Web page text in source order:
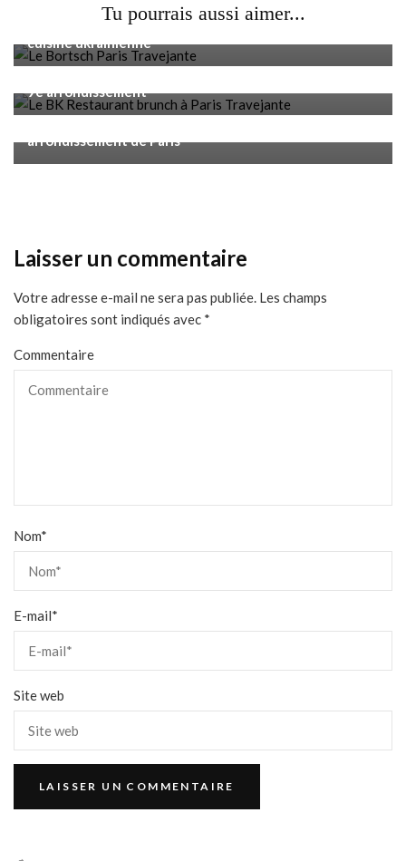
Tu pourrais aussi aimer...
Le Bortsch Paris : un voyage chaleureux au cœur de la
cuisine ukrainienne
Restaurants
9e arrondissement
Restaurants
arrondissement de Paris
Laisser un commentaire
Votre adresse e-mail ne sera pas publiée. Les champs
obligatoires sont indiqués avec *
Commentaire
Nom*
E-mail*
Site web